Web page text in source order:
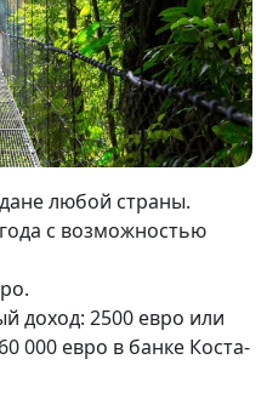
любой страны.
с возможностью
доход: 2500 евро или
000 евро в банке Коста-